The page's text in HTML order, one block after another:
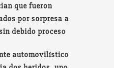
que fueron
por sorpresa a
debido proceso
automovilístico